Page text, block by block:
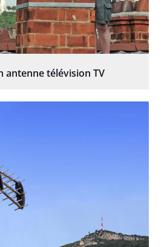
antenne télévision TV